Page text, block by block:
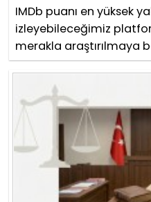
IMDb puanı en yüksek
izleyebileceğimiz
merakla araştırılmaya